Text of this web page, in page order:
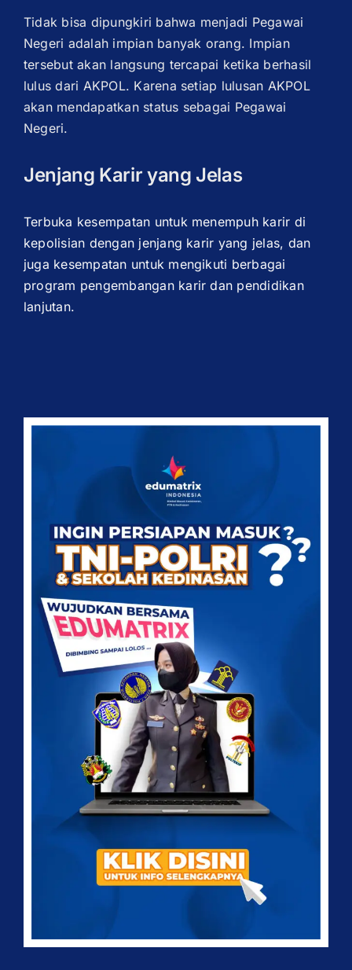
Tidak bisa dipungkiri bahwa menjadi Pegawai
Negeri adalah impian banyak orang. Impian
tersebut akan langsung tercapai ketika berhasil
lulus dari AKPOL. Karena setiap lulusan AKPOL
akan mendapatkan status sebagai Pegawai
Negeri.
Jenjang Karir yang Jelas
Terbuka kesempatan untuk menempuh karir di
kepolisian dengan jenjang karir yang jelas, dan
juga kesempatan untuk mengikuti berbagai
program pengembangan karir dan pendidikan
lanjutan.